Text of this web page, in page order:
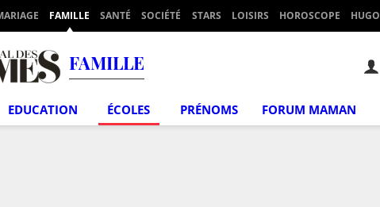
FAMILLE SANTÉ SOCIÉTÉ STARS LOISIRS HOROSCOPE HUGO
FAMILLE
EDUCATION ÉCOLES PRÉNOMS FORUM MAMAN